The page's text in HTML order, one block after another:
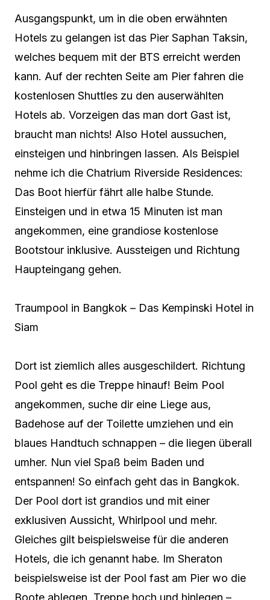
Ausgangspunkt, um in die oben erwähnten
Hotels zu gelangen ist das Pier Saphan Taksin,
welches bequem mit der BTS erreicht werden
kann. Auf der rechten Seite am Pier fahren die
kostenlosen Shuttles zu den auserwählten
Hotels ab. Vorzeigen das man dort Gast ist,
braucht man nichts! Also Hotel aussuchen,
einsteigen und hinbringen lassen. Als Beispiel
nehme ich die Chatrium Riverside Residences:
Das Boot hierfür fährt alle halbe Stunde.
Einsteigen und in etwa 15 Minuten ist man
angekommen, eine grandiose kostenlose
Bootstour inklusive. Aussteigen und Richtung
Haupteingang gehen.
Traumpool in Bangkok – Das Kempinski Hotel in
Siam
Dort ist ziemlich alles ausgeschildert. Richtung
Pool geht es die Treppe hinauf! Beim Pool
angekommen, suche dir eine Liege aus,
Badehose auf der Toilette umziehen und ein
blaues Handtuch schnappen – die liegen überall
umher. Nun viel Spaß beim Baden und
entspannen! So einfach geht das in Bangkok.
Der Pool dort ist grandios und mit einer
exklusiven Aussicht, Whirlpool und mehr.
Gleiches gilt beispielsweise für die anderen
Hotels, die ich genannt habe. Im Sheraton
beispielsweise ist der Pool fast am Pier wo die
Boote ablegen, Treppe hoch und hinlegen –